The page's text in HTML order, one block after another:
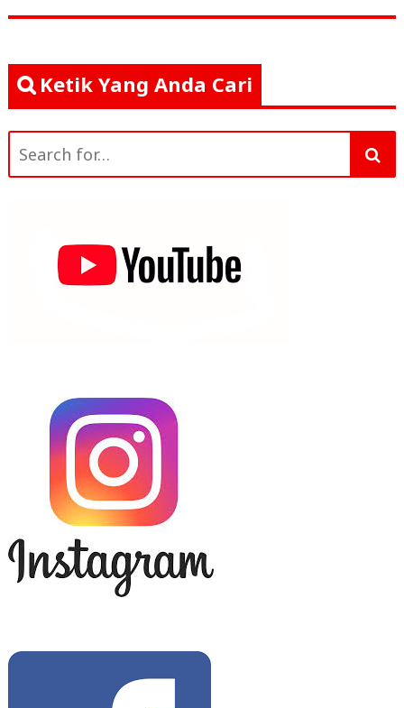
Ketik Yang Anda Cari
for: